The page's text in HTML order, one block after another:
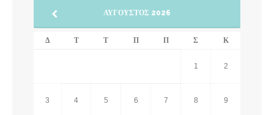
ΑΎΓΟΥΣΤΟΣ 2026
Δ Τ Τ Π Π Σ Κ
1 2
3 4 5 6 7 8 9